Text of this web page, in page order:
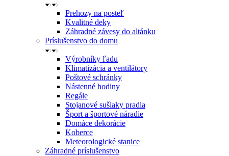
Prehozy na posteľ
Kvalitné deky
Záhradné závesy do altánku
Príslušenstvo do domu
Výrobníky ľadu
Klimatizácia a ventilátory
Poštové schránky
Nástenné hodiny
Regále
Stojanové sušiaky pradla
Šport a športové náradie
Domáce dekorácie
Koberce
Meteorologické stanice
Záhradné príslušenstvo